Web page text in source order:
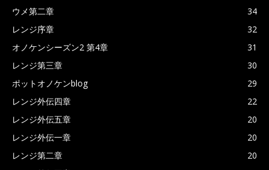
ウメ第二章
34
レンジ序章
32
オノケンシーズン2 第4章
31
レンジ第三章
30
ポットオノケンblog
29
レンジ外伝四章
22
レンジ外伝五章
20
レンジ外伝一章
20
レンジ第二章
20